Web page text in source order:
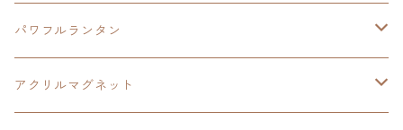
黎の軌跡Ⅱ
碧の軌跡：改
黎の軌跡
黎の軌跡Ⅱ
イースⅧ
パワフルランタン
創の軌跡
アクリルマグネット